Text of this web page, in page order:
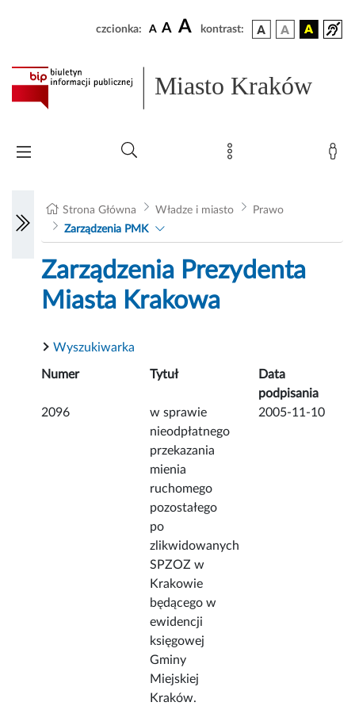
czcionka: A A A kontrast:
Miasto Kraków
Strona Główna Władze i miasto
Prawo
Zarządzenia PMK
Zarządzenia Prezydenta
Miasta Krakowa
Wyszukiwarka
Numer Tytuł
Data
podpisania
2096
w sprawie
nieodpłatnego
przekazania
mienia
ruchomego
pozostałego
po
zlikwidowanych
SPZOZ w
Krakowie
będącego w
ewidencji
księgowej
Gminy
Miejskiej
Kraków.
2005-11-10